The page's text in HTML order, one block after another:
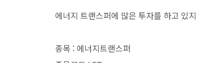
에너지 트랜스퍼에 많은 투자를 하고 있
종목 : 에너지트랜스퍼